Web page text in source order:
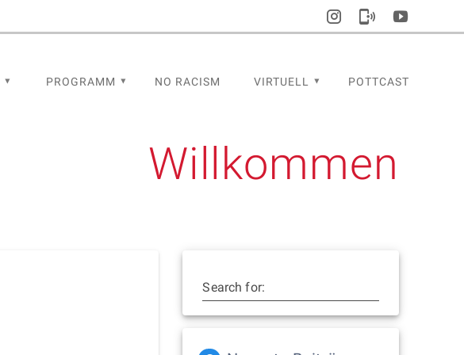
PROGRAMM NO RACISM VIRTUELL POTTCAST
Willkommen
Search for: